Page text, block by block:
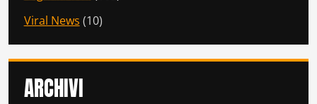
Viral News (10)
ARCHIVI